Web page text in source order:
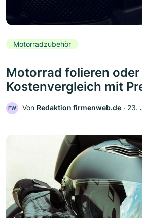
Motorradzubehör
Motorrad folieren
Kostenvergleich mit
FW Von Redaktion firmenweb.de ‧ 23.